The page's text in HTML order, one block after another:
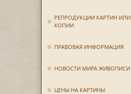
РЕПРОДУКЦИИ КАРТИН ИЛИ
КОПИИ
ПРАВОВАЯ ИНФОРМАЦИЯ
НОВОСТИ МИРА ЖИВОПИСИ
ЦЕНЫ НА КАРТИНЫ